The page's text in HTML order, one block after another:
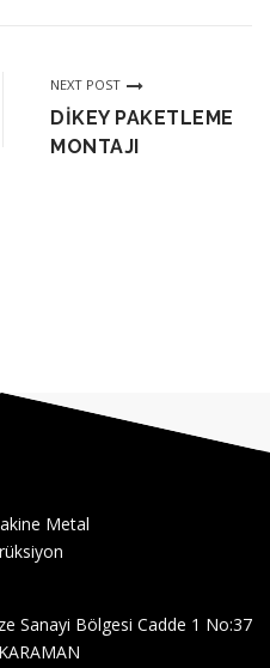
NEXT POST
DİKEY PAKETLEME
MONTAJI
Sanayi Bölgesi Cadde 1 No:37